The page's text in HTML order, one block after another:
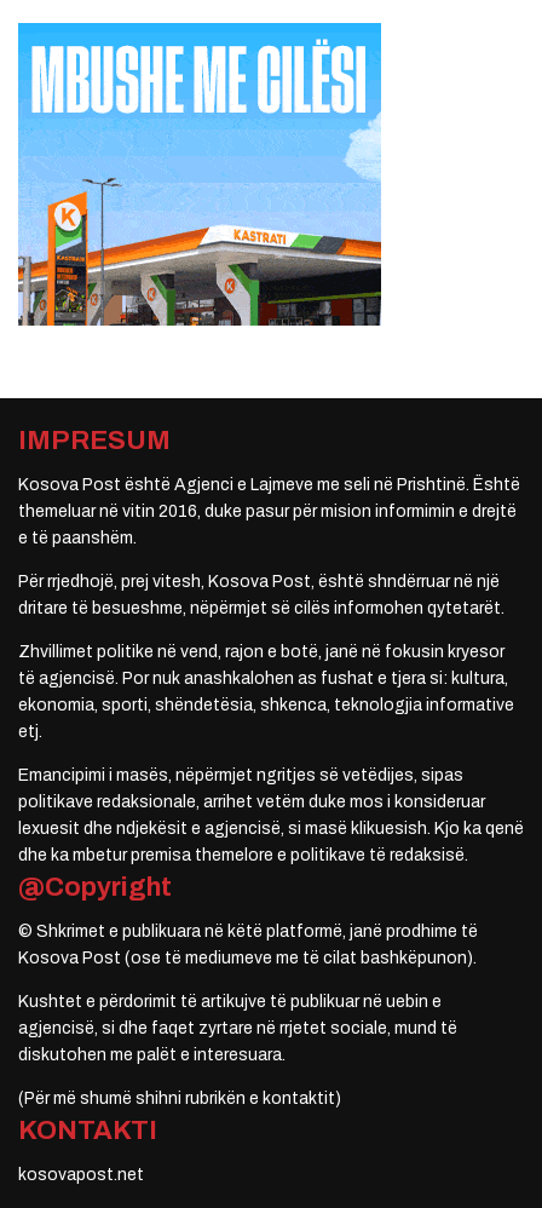
IMPRESUM
Kosova Post është Agjenci e Lajmeve me seli në Prishtinë. Është
themeluar në vitin 2016, duke pasur për mision informimin e drejtë
e të paanshëm.
Për rrjedhojë, prej vitesh, Kosova Post, është shndërruar në një
dritare të besueshme, nëpërmjet së cilës informohen qytetarët.
Zhvillimet politike në vend, rajon e botë, janë në fokusin kryesor
të agjencisë. Por nuk anashkalohen as fushat e tjera si: kultura,
ekonomia, sporti, shëndetësia, shkenca, teknologjia informative
etj.
Emancipimi i masës, nëpërmjet ngritjes së vetëdijes, sipas
politikave redaksionale, arrihet vetëm duke mos i konsideruar
lexuesit dhe ndjekësit e agjencisë, si masë klikuesish. Kjo ka qenë
dhe ka mbetur premisa themelore e politikave të redaksisë.
@Copyright
© Shkrimet e publikuara në këtë platformë, janë prodhime të
Kosova Post (ose të mediumeve me të cilat bashkëpunon).
Kushtet e përdorimit të artikujve të publikuar në uebin e
agjencisë, si dhe faqet zyrtare në rrjetet sociale, mund të
diskutohen me palët e interesuara.
(Për më shumë shihni rubrikën e kontaktit)
KONTAKTI
kosovapost.net